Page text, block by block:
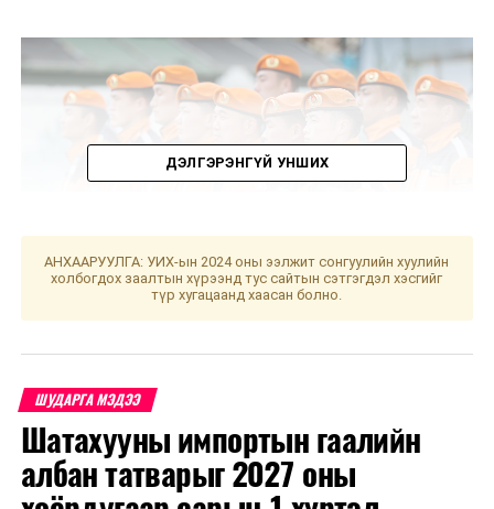
нар өнөөдөр (2026.06.06) ОБЕГ-ын Аврах 105 дугаар
ангид ажиллаж, үерийн хамгаалалтын барилга
байгууламж, аврах ангийн техник хэрэгсэл болоод
боловсон хүчний бэлэн байдалтай танилцлаа.
ДЭЛГЭРЭНГҮЙ УНШИХ
АНХААРУУЛГА: УИХ-ын 2024 оны ээлжит сонгуулийн хуулийн
холбогдох заалтын хүрээнд тус сайтын сэтгэгдэл хэсгийг
түр хугацаанд хаасан болно.
ШУДАРГА МЭДЭЭ
Шатахууны импортын гаалийн
албан татварыг 2027 оны